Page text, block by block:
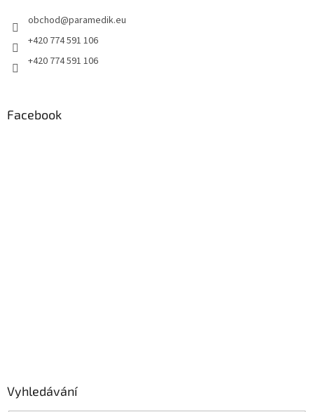
obchod@paramedik.eu
+420 774 591 106
+420 774 591 106
Facebook
Vyhledávání